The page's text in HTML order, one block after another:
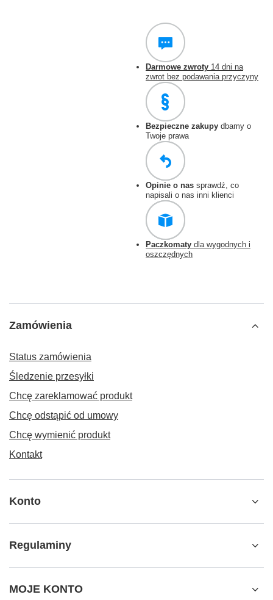
Darmowe zwroty 14 dni na
zwrot bez podawania przyczyny
Bezpieczne zakupy dbamy o
Twoje prawa
Opinie o nas sprawdź, co
napisali o nas inni klienci
Paczkomaty dla wygodnych i
oszczędnych
Zamówienia
Status zamówienia
Śledzenie przesyłki
Chcę zareklamować produkt
Chcę odstąpić od umowy
Chcę wymienić produkt
Kontakt
Konto
Regulaminy
MOJE KONTO